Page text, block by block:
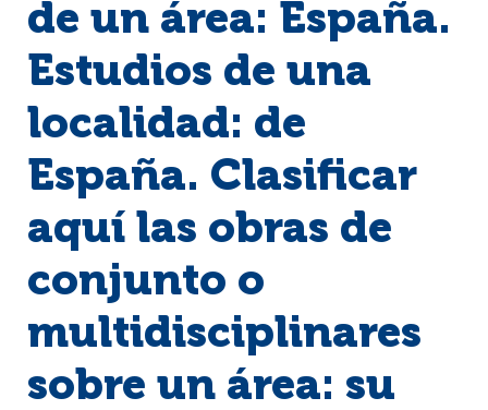
de un área: España.
Estudios de una
localidad: de
España. Clasificar
aquí las obras de
conjunto o
multidisciplinares
sobre un área: su